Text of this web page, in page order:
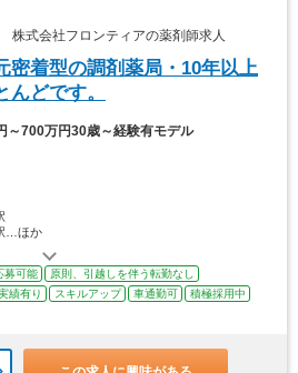
式会社フロンティアの薬剤師求人
密着型の調剤薬局・10年以上
どです。
～700万円30歳～経験有モデル
…ほか
募可能
原則、引越しを伴う転勤なし
績有り スキルアップ 車通勤可
積極採用中